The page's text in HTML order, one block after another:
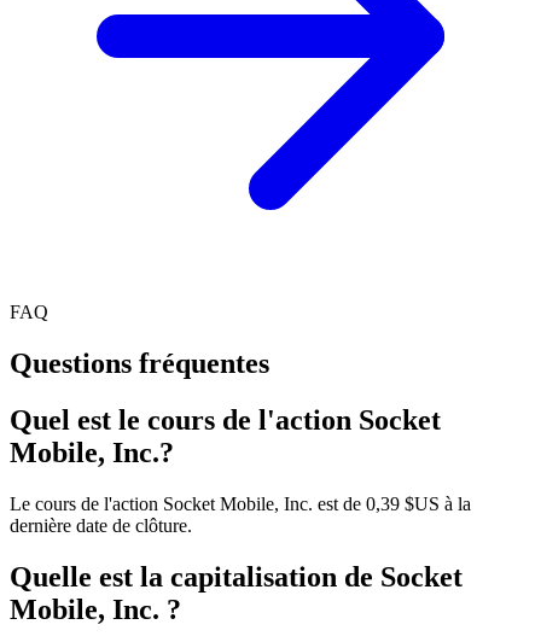
FAQ
Questions fréquentes
Quel est le cours de l'action Socket
Mobile, Inc.?
Le cours de l'action Socket Mobile, Inc. est de 0,39 $US à la
dernière date de clôture.
Quelle est la capitalisation de Socket
Mobile, Inc. ?